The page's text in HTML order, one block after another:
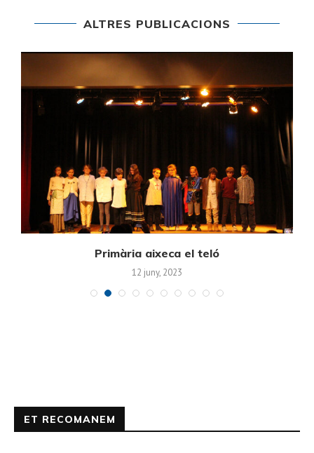
ALTRES PUBLICACIONS
Primària aixeca el teló
12 juny, 2023
ET RECOMANEM